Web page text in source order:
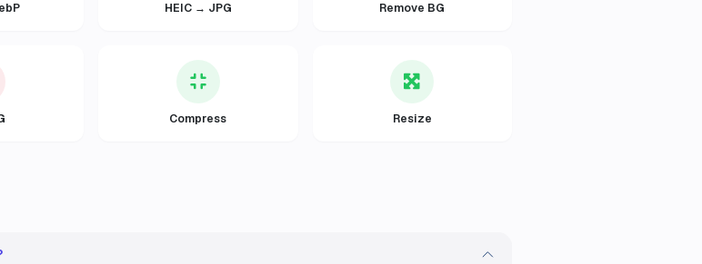
HEIC → JPG Remove BG
Compress Resize